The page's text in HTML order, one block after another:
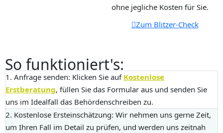
ohne jegliche Kosten für Sie.
Zum Blitzer-Check
So funktioniert's:
1. Anfrage senden: Klicken Sie auf Kostenlose
Erstberatung, füllen Sie das Formular aus und senden Sie
uns im Idealfall das Behördenschreiben zu.
2. Kostenlose Ersteinschätzung: Wir nehmen uns gerne Zeit,
um Ihren Fall im Detail zu prüfen, und werden uns zeitnah